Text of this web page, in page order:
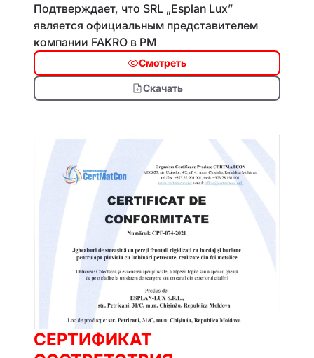
Подтверждает, что SRL „Esplan Lux”
является официальным представителем
компании FAKRO в РМ
Смотреть
Скачать
СЕРТИФИКАТ